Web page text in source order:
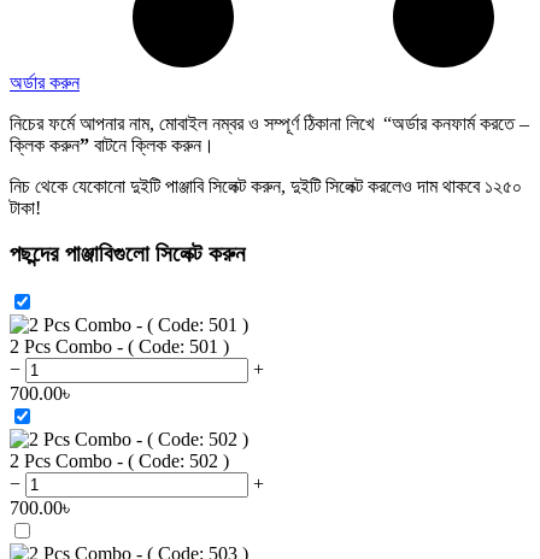
অর্ডার করুন
নিচের ফর্মে আপনার নাম, মোবাইল নম্বর ও সম্পূর্ণ ঠিকানা লিখে “অর্ডার কনফার্ম করতে –
ক্লিক করুন” বাটনে ক্লিক করুন।
নিচ থেকে যেকোনো দুইটি পাঞ্জাবি সিলেক্ট করুন, দুইটি সিলেক্ট করলেও দাম থাকবে ১২৫০
টাকা!
পছন্দের পাঞ্জাবিগুলো সিলেক্ট করুন
2 Pcs Combo - ( Code: 501 )
−
+
700.00৳
2 Pcs Combo - ( Code: 502 )
−
+
700.00৳